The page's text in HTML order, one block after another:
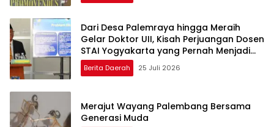
Dari Desa Palemraya hingga Meraih
Gelar Doktor UII, Kisah Perjuangan Dosen
STAI Yogyakarta yang Pernah Menjadi
Driver Taksi Online
Berita Daerah 25 Juli 2026
Merajut Wayang Palembang Bersama
Generasi Muda